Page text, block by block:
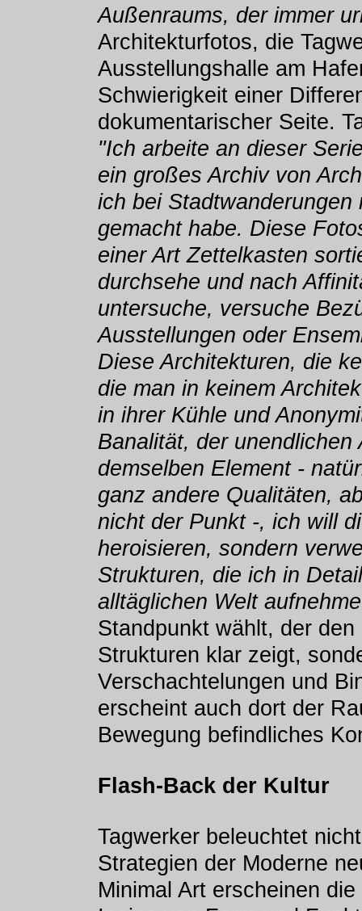
Außenraums, der immer
Architekturfotos, die
Ausstellungshalle am
Schwierigkeit einer
dokumentarischer Seite.
"Ich arbeite an dieser
ein großes Archiv von
ich bei
gemacht habe. Diese
einer Art Zettelkasten
durchsehe und nach
untersuche, versuche
Ausstellungen oder
Diese Architekturen, die
die man in keinem
in ihrer Kühle und
Banalität, der
demselben Element -
ganz andere Qualitäten,
nicht der Punkt -, ich will
heroisieren, sondern
Strukturen, die ich in
alltäglichen Welt
Standpunkt wählt, der
Strukturen klar zeigt,
Verschachtelungen und
erscheint auch dort der
Bewegung befindliches
Flash-Back der Kultur
Tagwerker beleuchtet
Strategien der Moderne
Minimal Art erscheinen